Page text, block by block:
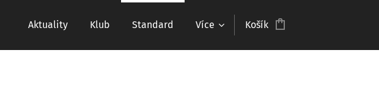
Aktuality Klub Standard Více Košík